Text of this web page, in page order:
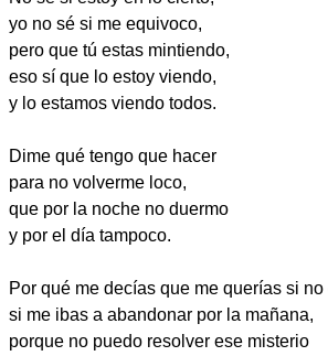
yo no sé si me equivoco,
pero que tú estas mintiendo,
eso sí que lo estoy viendo,
y lo estamos viendo todos.
Dime qué tengo que hacer
para no volverme loco,
que por la noche no duermo
y por el día tampoco.
Por qué me decías que me querías si no
si me ibas a abandonar por la mañana,
porque no puedo resolver ese misterio